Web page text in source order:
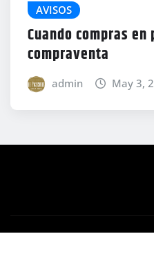
AVISOS
Cuando compras
compraventa
admin May 3,